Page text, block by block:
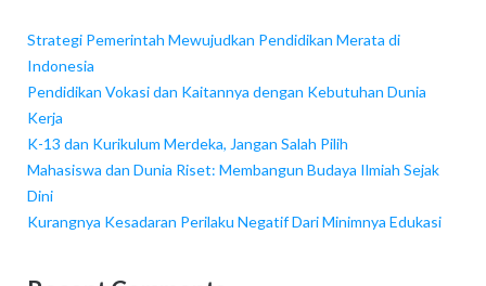
Strategi Pemerintah Mewujudkan Pendidikan Merata di
Indonesia
Pendidikan Vokasi dan Kaitannya dengan Kebutuhan Dunia
Kerja
K-13 dan Kurikulum Merdeka, Jangan Salah Pilih
Mahasiswa dan Dunia Riset: Membangun Budaya Ilmiah Sejak
Dini
Kurangnya Kesadaran Perilaku Negatif Dari Minimnya Edukasi